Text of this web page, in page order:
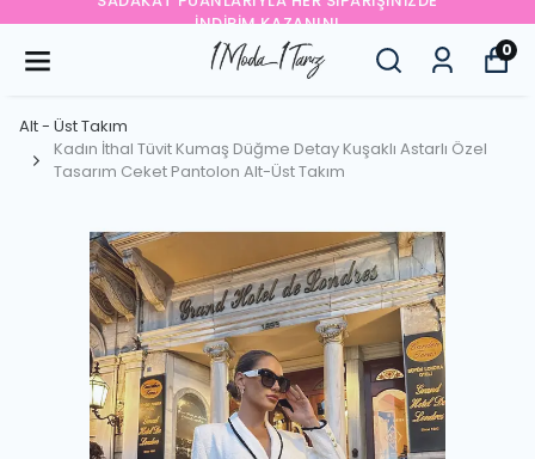
İNDIRIM KAZANIN!
0
Alt - Üst Takım
Kadın İthal Tüvit Kumaş Düğme Detay Kuşaklı Astarlı Özel
Tasarım Ceket Pantolon Alt-Üst Takım